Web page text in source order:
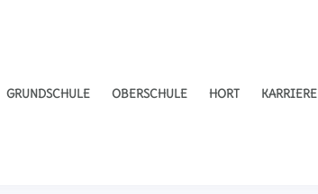
GRUNDSCHULE OBERSCHULE HORT KARRIERE